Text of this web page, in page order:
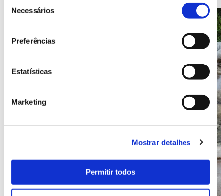
Necessários
Preferências
Estatísticas
Marketing
Mostrar detalhes
Permitir todos